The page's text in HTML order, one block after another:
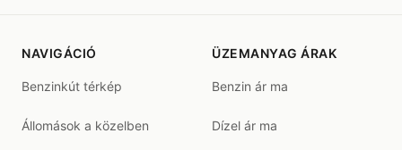
NAVIGÁCIÓ
Benzinkút térkép
Állomások a közelben
ÜZEMANYAG ÁRAK
Benzin ár ma
Dízel ár ma